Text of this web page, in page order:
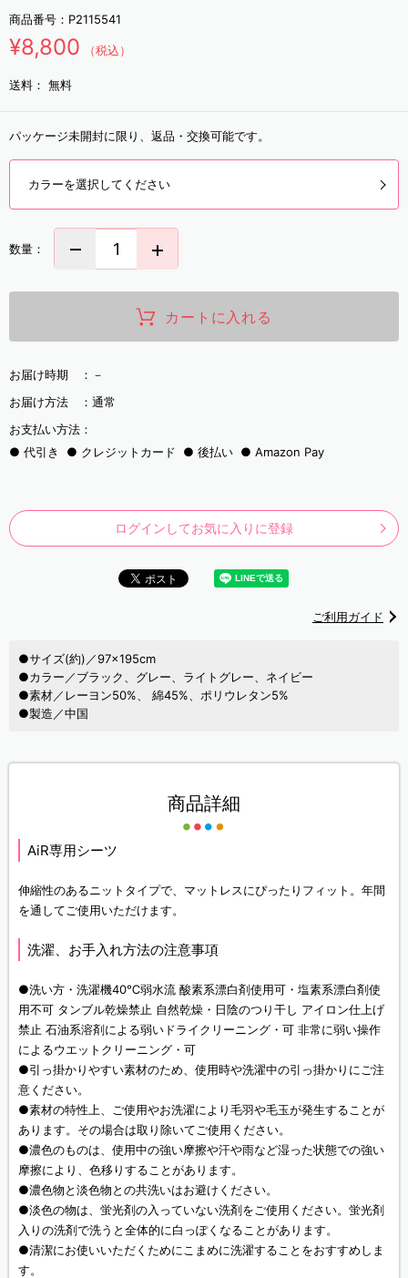
商品番号： P2115541
¥8,800 （税込）
送料： 無料
パッケージ未開封に限り、返品・交換可能です。
カラーを選択してください
数量：
カートに入れる
お届け時期 ： －
お届け方法 ： 通常
お支払い方法：
代引き
クレジットカード 後払い Amazon Pay
ログインしてお気に入りに登録
ご利用ガイド
●サイズ(約)／97×195cm
●カラー／ブラック、グレー、ライトグレー、ネイビー
●素材／レーヨン50%、 綿45%、ポリウレタン5%
●製造／中国
商品詳細
AiR専用シーツ
伸縮性のあるニットタイプで、マットレスにぴったりフィット。年間
を通してご使用いただけます。
洗濯、お手入れ方法の注意事項
●洗い方・洗濯機40℃弱水流 酸素系漂白剤使用可・塩素系漂白剤使
用不可 タンブル乾燥禁止 自然乾燥・日陰のつり干し アイロン仕上げ
禁止 石油系溶剤による弱いドライクリーニング・可 非常に弱い操作
によるウエットクリーニング・可
●引っ掛かりやすい素材のため、使用時や洗濯中の引っ掛かりにご注
意ください。
●素材の特性上、ご使用やお洗濯により毛羽や毛玉が発生することが
あります。その場合は取り除いてご使用ください。
●濃色のものは、使用中の強い摩擦や汗や雨など湿った状態での強い
摩擦により、色移りすることがあります。
●濃色物と淡色物との共洗いはお避けください。
●淡色の物は、蛍光剤の入っていない洗剤をご使用ください。蛍光剤
入りの洗剤で洗うと全体的に白っぽくなることがあります。
●清潔にお使いいただくためにこまめに洗濯することをおすすめしま
す。